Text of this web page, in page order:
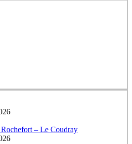
– Le Coudray